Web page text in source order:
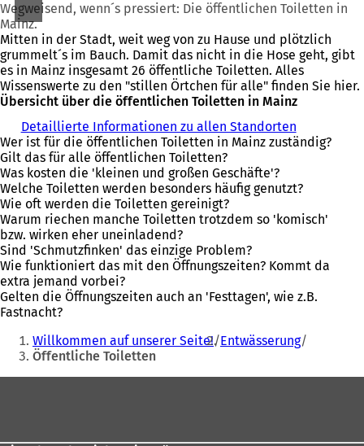
Wegweisend, wenn´s pressiert: Die öffentlichen Toiletten in
Mainz.
Mitten in der Stadt, weit weg von zu Hause und plötzlich
grummelt´s im Bauch. Damit das nicht in die Hose geht, gibt
es in Mainz insgesamt 26 öffentliche Toiletten. Alles
Wissenswerte zu den "stillen Örtchen für alle" finden Sie hier.
Übersicht über die öffentlichen Toiletten in Mainz
Detaillierte Informationen zu allen Standorten
Wer ist für die öffentlichen Toiletten in Mainz zuständig?
Gilt das für alle öffentlichen Toiletten?
Was kosten die 'kleinen und großen Geschäfte'?
Welche Toiletten werden besonders häufig genutzt?
Wie oft werden die Toiletten gereinigt?
Warum riechen manche Toiletten trotzdem so 'komisch'
bzw. wirken eher uneinladend?
Sind 'Schmutzfinken' das einzige Problem?
Wie funktioniert das mit den Öffnungszeiten? Kommt da
extra jemand vorbei?
Gelten die Öffnungszeiten auch an 'Festtagen', wie z.B.
Fastnacht?
Sie
befinden
sich
Willkommen auf unserer Seite! Entwässerung
Öffentliche Toiletten